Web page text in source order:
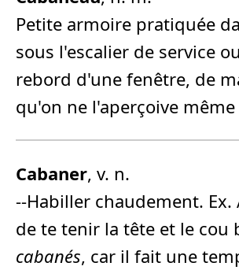
Petite armoire pratiquée
sous l'escalier de service
rebord d'une fenêtre, de
qu'on ne l'aperçoive même
Cabaner, v. n.
--Habiller chaudement. Ex.
de te tenir la tête et le cou
cabanés, car il fait une